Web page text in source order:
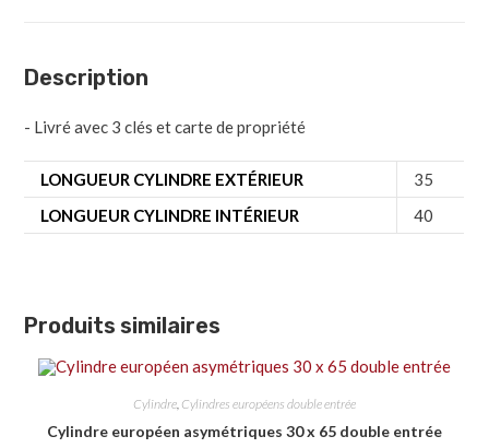
Description
- Livré avec 3 clés et carte de propriété
LONGUEUR CYLINDRE EXTÉRIEUR
35
LONGUEUR CYLINDRE INTÉRIEUR
40
Produits similaires
Cylindre, Cylindres européens double entrée
Cylindre européen asymétriques 30 x 65 double entrée